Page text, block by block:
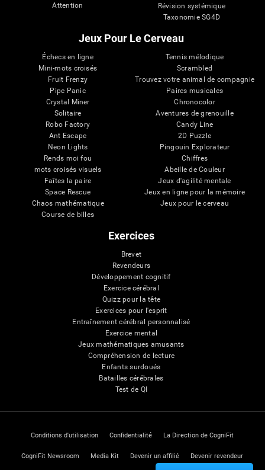
Attention
Révision systémique
Taxonomie SG4D
Jeux Pour Le Cerveau
Échecs en ligne
Mini-mots croisés
Fruit Frenzy
Pipe Panic
Crystal Miner
Solitaire
Robo Factory
Ant Escape
Neon Lights
Rends moi fou
mots croisés visuels
Faîtes la paire
Space Rescue
Chaos mathématique
Course de billes
Tennis mélodique
Scrambled
Trouvez votre animal de compagnie
Paires musicales
Chronocolor
Aventures de grenouille
Candy Line
2D Puzzle
Pingouin Explorateur
Chiffres
Abeille de Couleur
Jeux d'agilité mentale
Jeux en ligne pour la mémoire
Jeux pour le cerveau
Exercices
Brevet
Revendeurs
Développement cognitif
Exercice cérébral
Quizz pour la tête
Exercices pour l'esprit
Entraînement cérébral personnalisé
Exercice mental
Jeux mathématiques amusants
Compréhension de lecture
Enfants surdoués
Batailles cérébrales
Test de QI
Conditions d'utilisation Confidentialité La Direction de CogniFit
CogniFit Newsroom Media Kit Devenir un affilié Devenir revendeur